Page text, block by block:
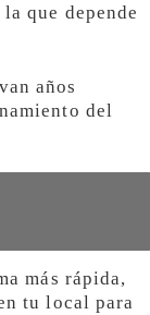
que depende
años
del
más rápida,
tu local para